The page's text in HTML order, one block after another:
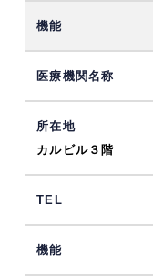
カルビル３階